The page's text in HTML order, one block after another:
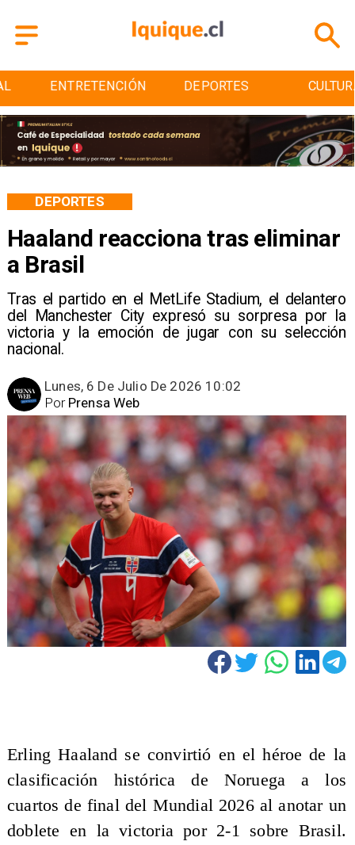
ENTRETENCIÓN DEPORTES CULTURA
Haaland reacciona tras eliminar
a Brasil
Tras el partido en el MetLife Stadium, el delantero
del Manchester City expresó su sorpresa por la
victoria y la emoción de jugar con su selección
nacional.
DEPORTES
Lunes, 6 De Julio De 2026 10:02
Prensa Web
Por
Erling Haaland se convirtió en el héroe de la
clasificación histórica de Noruega a los
cuartos de final del Mundial 2026 al anotar un
doblete en la victoria por 2-1 sobre Brasil.